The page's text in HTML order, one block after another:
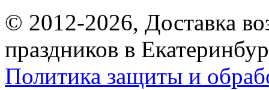
© 2012-2026, Доставка
праздников в
Политика защиты и